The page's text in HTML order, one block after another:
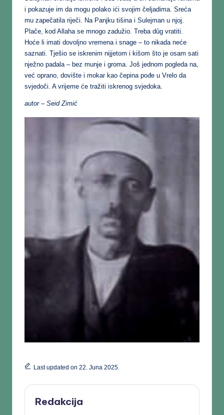
i pokazuje im da mogu polako ići svojim čeljadima. Sreća
mu zapečatila riječi. Na Panjku tišina i Sulejman u njoj.
Plače, kod Allaha se mnogo zadužio. Treba dȗg vratiti.
Hoće li imati dovoljno vremena i snage – to nikada neće
saznati. Tješio se iskrenim nijjetom i kišom što je osam sati
nježno padala – bez munje i groma. Još jednom pogleda na,
već oprano, dovište i mokar kao čepina pođe u Vrelo da
svjedoči. A vrijeme će tražiti iskrenog svjedoka.
autor – Seid Zimić
Last updated on 22. Juna 2025.
Redakcija